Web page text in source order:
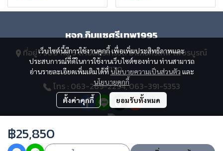
฿25,850
เว็บไซต์นี้มีการใช้งานคุกกี้ เพื่อเพิ่มประสิทธิภาพและ
ประสบการณ์ที่ดีในการใช้งานเว็บไซต์ของท่าน ท่านสามารถ
อ่านรายละเอียดเพิ่มเติมได้ที่ นโยบายความเป็นส่วนตัว และ
นโยบายคุกกี้
ตั้งค่าคุกกี้ ยอมรับทั้งหมด
หจก.กิมแซศรีเทพ1995
ที่อยู่ : 900 หมู่ 5 ตำบลสระกรวด อำเภอศรีเทพ เพชรบูรณ์
67170
โทร : 063-269-2294, 063-391-5353
Copyright 2023 | All Rights Reserved | Powered by MWE